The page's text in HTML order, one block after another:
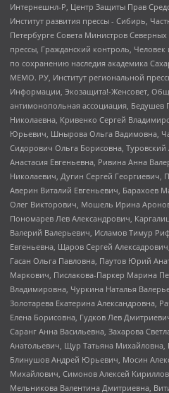
Интернешнл-Р, Центр Защиты Прав
Институт развития прессы - Сибирь,
Петербурге Совета Министров
прессы, Гражданский контроль,
по сохранению наследия академика
МЕМО. РУ, Институт региональной
Информации, Экозащита!-Женсовет,
антимонопольная ассоциация, Бедушев
Николаевна, Кривенко Сергей
Юрьевич, Шнырова Ольга Вадимовна,
Сидорович Ольга Борисовна, Туровский
Анастасия Евгеньевна, Ривина Анна
Николаевич, Дугин Сергей Георгиевич,
Аверин Виталий Евгеньевич, Барахоев
Олег Викторович, Мошель Ирина
Пономарев Лев Александрович,
Валерий Валерьевич, Исламов Тимур
Евгеньевна, Щаров Сергей
Гасан Ольга Павловна, Паутов Юрий
Маркович, Пислакова-Паркер Марина
Владимировна, Чуркина Наталья
Золотарева Екатерина Александровна,
Елена Борисовна, Гудков Лев
Саранг Анна Васильевна, Захарова
Анатольевич, Щур Татьяна Михайловна,
Блинушов Андрей Юрьевич, Мосин
Михайлович, Симонов Алексей
Мельникова Валентина Дмитриевна,